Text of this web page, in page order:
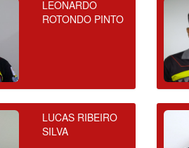
LEONARDO
ROTONDO PINTO
LUCAS RIBEIRO
SILVA